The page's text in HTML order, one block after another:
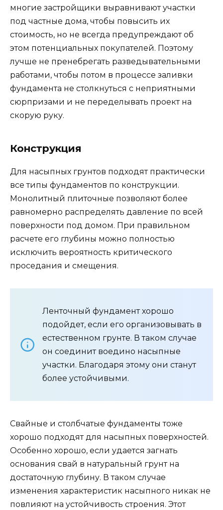
многие застройщики выравнивают участки
под частные дома, чтобы повысить их
стоимость, но не всегда предупреждают об
этом потенциальных покупателей. Поэтому
лучше не пренебрегать разведывательными
работами, чтобы потом в процессе заливки
фундамента не столкнуться с неприятными
сюрпризами и не переделывать проект на
скорую руку.
Конструкция
Для насыпных грунтов подходят практически
все типы фундаментов по конструкции.
Монолитный плиточные позволяют более
равномерно распределять давление по всей
поверхности под домом. При правильном
расчете его глубины можно полностью
исключить вероятность критического
проседания и смещения.
Ленточный фундамент хорошо
подойдет, если его организовывать в
естественном грунте. В таком случае
он соединит воедино насыпные
участки. Благодаря этому они станут
более устойчивыми.
Свайные и столбчатые фундаменты тоже
хорошо подходят для насыпных поверхностей.
Особенно хорошо, если удается загнать
основания свай в натуральный грунт на
достаточную глубину. В таком случае
изменения характеристик насыпного никак не
повлияют на устойчивость строения. Этот